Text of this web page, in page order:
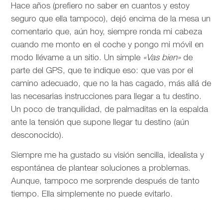
Hace años (prefiero no saber en cuantos y estoy
seguro que ella tampoco), dejó encima de la mesa un
comentario que, aún hoy, siempre ronda mi cabeza
cuando me monto en el coche y pongo mi móvil en
modo llévame a un sitio. Un simple «Vas bien»de
parte del GPS, que te indique eso: que vas por el
camino adecuado, que no la has cagado, más allá de
las necesarias instrucciones para llegar a tu destino.
Un poco de tranquilidad, de palmaditas en la espalda
ante la tensión que supone llegar tu destino (aún
desconocido).
Siempre me ha gustado su visión sencilla, idealista y
espontánea de plantear soluciones a problemas.
Aunque, tampoco me sorprende después de tanto
tiempo. Ella simplemente no puede evitarlo.